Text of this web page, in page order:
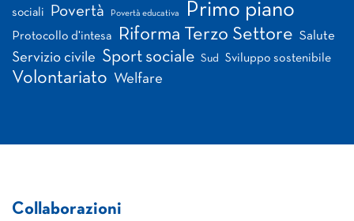
sociali Povertà Povertà educativa Primo piano
Protocollo d'intesa Riforma Terzo Settore Salute
Servizio civile Sport sociale Sud Sviluppo sostenibile
Volontariato Welfare
Collaborazioni